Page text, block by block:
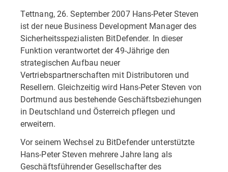
Tettnang, 26. September 2007 Hans-Peter Steven
ist der neue Business Development Manager des
Sicherheitsspezialisten BitDefender. In dieser
Funktion verantwortet der 49-Jährige den
strategischen Aufbau neuer
Vertriebspartnerschaften mit Distributoren und
Resellern. Gleichzeitig wird Hans-Peter Steven von
Dortmund aus bestehende Geschäftsbeziehungen
in Deutschland und Österreich pflegen und
erweitern.
Vor seinem Wechsel zu BitDefender unterstützte
Hans-Peter Steven mehrere Jahre lang als
Geschäftsführender Gesellschafter des